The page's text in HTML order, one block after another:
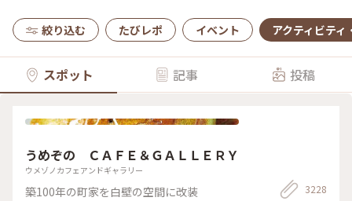
絞り込む たびレポ イベント アクティビティ
スポット 記事 投稿
うめぞの ＣＡＦＥ＆ＧＡＬＬＥＲＹ
ウメゾノカフェアンドギャラリー
築100年の町家を白壁の空間に改装 3228